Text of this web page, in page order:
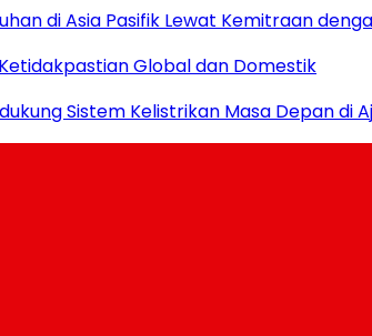
di Asia Pasifik Lewat Kemitraan
Global dan Domestik
Sistem Kelistrikan Masa Depan di